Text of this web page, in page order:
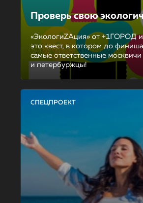
Проверь свою
«ЭкологиZAция» от +1ГОРОД
это квест, в котором до
самые ответственные москвичи
и петербуржцы!
СПЕЦПРОЕКТ